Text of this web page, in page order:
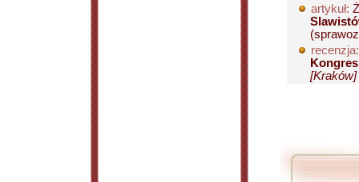
artykuł:
recenzja:
[Kraków]